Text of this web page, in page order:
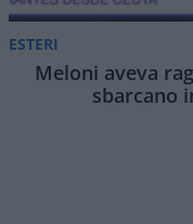
ESTERI
Meloni aveva
sbarcano